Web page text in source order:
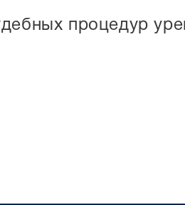
процедур